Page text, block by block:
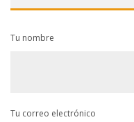
Tu nombre
Tu correo electrónico